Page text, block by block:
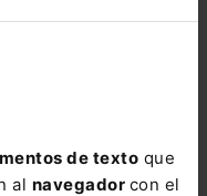
de texto que
al navegador con el
DE ORIENTACIÓN